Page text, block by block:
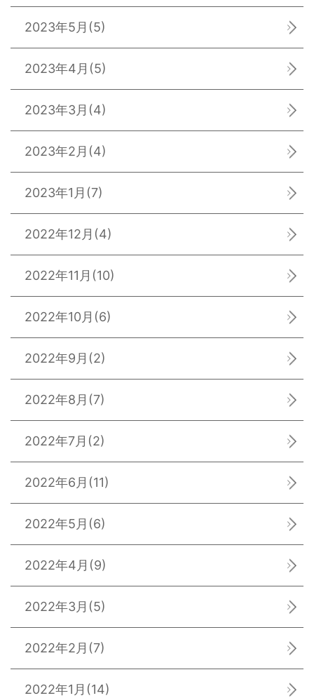
2023年5月 (5)
2023年4月 (5)
2023年3月 (4)
2023年2月 (4)
2023年1月 (7)
2022年12月 (4)
2022年11月 (10)
2022年10月 (6)
2022年9月 (2)
2022年8月 (7)
2022年7月 (2)
2022年6月 (11)
2022年5月 (6)
2022年4月 (9)
2022年3月 (5)
2022年2月 (7)
2022年1月 (14)